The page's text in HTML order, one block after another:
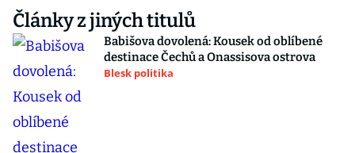
Články z jiných titulů
Babišova dovolená: Kousek od oblíbené
destinace Čechů a Onassisova ostrova
Blesk politika